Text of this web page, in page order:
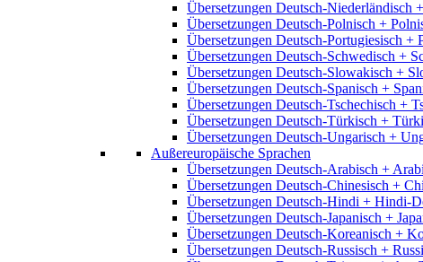
Übersetzungen Deutsch-Niederländisch
Übersetzungen Deutsch-Polnisch +
Übersetzungen Deutsch-Portugiesisch +
Übersetzungen Deutsch-Schwedisch +
Übersetzungen Deutsch-Slowakisch +
Übersetzungen Deutsch-Spanisch +
Übersetzungen Deutsch-Tschechisch +
Übersetzungen Deutsch-Türkisch +
Übersetzungen Deutsch-Ungarisch +
Außereuropäische Sprachen
Übersetzungen Deutsch-Arabisch +
Übersetzungen Deutsch-Chinesisch +
Übersetzungen Deutsch-Hindi + Hindi-
Übersetzungen Deutsch-Japanisch +
Übersetzungen Deutsch-Koreanisch +
Übersetzungen Deutsch-Russisch +